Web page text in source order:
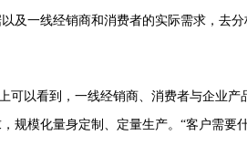
及一线经销商和消费者的实际需求，去
以看到，一线经销商、消费者与企业产
规模化量身定制、定量生产。“客户需